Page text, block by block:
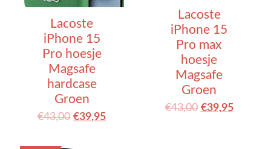
Lacoste
iPhone 15
Pro hoesje
Magsafe
hardcase
Groen
€43,00 €39,95
Lacoste
iPhone 15
Pro max
hoesje
Magsafe
Groen
€43,00 €39,95